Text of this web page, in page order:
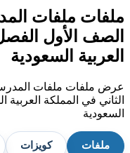
ملفات ملفات
الصف الأول
العربية السعودية
عرض ملفات ملفات
الثاني في المملكة
السعودية
ملفات كويزات